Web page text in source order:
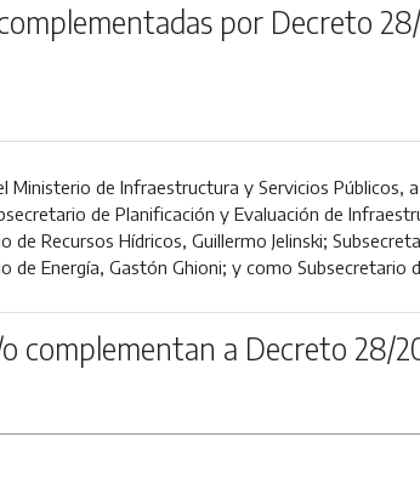
por Decreto
Ministerio de Infraestructura y Servicios Públicos,
de Planificación y Evaluación de
de Recursos Hídricos, Guillermo Jelinski;
de Energía, Gastón Ghioni; y como Subsecretario
complementan a Decreto 28/